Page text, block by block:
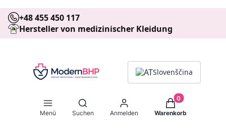
+48 455 450 117
Hersteller von medizinischer Kleidung
Slovenščina
Menü
Suchmaschine öffnen
Suchen Anmelden
Produkte im
Warenkorb